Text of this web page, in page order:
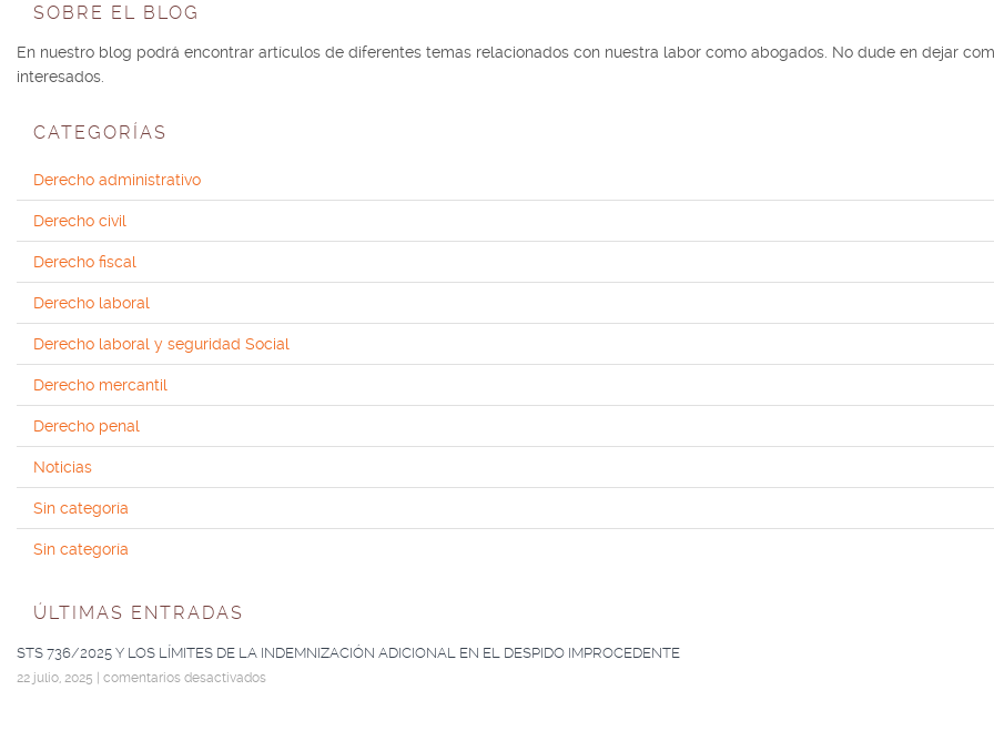
SOBRE EL BLOG
En nuestro blog podrá encontrar artículos de diferentes temas relacionados con nuestra labor como abogados. No dude en dejar
interesados.
CATEGORÍAS
Derecho administrativo
Derecho civil
Derecho fiscal
Derecho laboral
Derecho laboral y seguridad Social
Derecho mercantil
Derecho penal
Noticias
Sin categoría
Sin categoría
ÚLTIMAS ENTRADAS
STS 736/2025 Y LOS LÍMITES DE LA INDEMNIZACIÓN ADICIONAL EN EL DESPIDO IMPROCEDENTE
22 julio, 2025 comentarios desactivados